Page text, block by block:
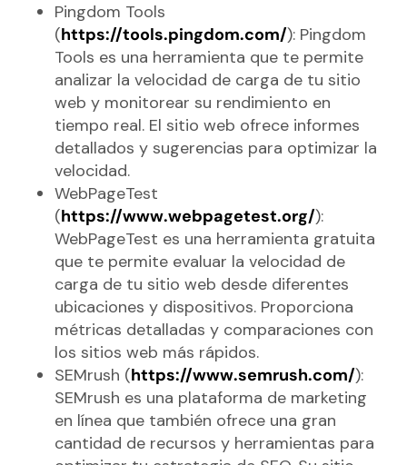
Pingdom Tools
(https://tools.pingdom.com/): Pingdom
Tools es una herramienta que te permite
analizar la velocidad de carga de tu sitio
web y monitorear su rendimiento en
tiempo real. El sitio web ofrece informes
detallados y sugerencias para optimizar la
velocidad.
WebPageTest
(https://www.webpagetest.org/):
WebPageTest es una herramienta gratuita
que te permite evaluar la velocidad de
carga de tu sitio web desde diferentes
ubicaciones y dispositivos. Proporciona
métricas detalladas y comparaciones con
los sitios web más rápidos.
SEMrush (https://www.semrush.com/):
SEMrush es una plataforma de marketing
en línea que también ofrece una gran
cantidad de recursos y herramientas para